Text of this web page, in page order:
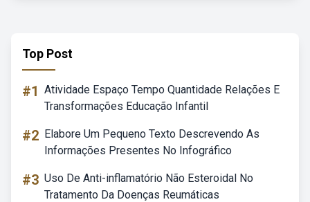
Top Post
#1 Atividade Espaço Tempo Quantidade Relações E
Transformações Educação Infantil
#2 Elabore Um Pequeno Texto Descrevendo As
Informações Presentes No Infográfico
#3 Uso De Anti-inflamatório Não Esteroidal No
Tratamento Da Doenças Reumáticas